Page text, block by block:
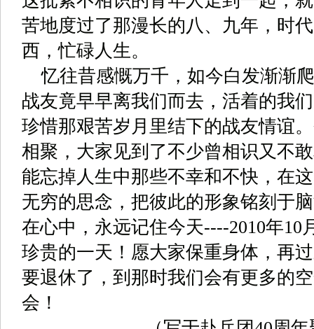
苦地度过了那漫长的八、九年，时
西，忙碌人生。
忆往昔感慨万千，如今白发渐渐
战友竟早早离我们而去，活着的我
珍惜那艰苦岁月里结下的战友情谊
相聚，大家见到了不少曾相识又不
能忘掉人生中那些不幸和不快，在
无穷的思念，把彼此的形象铭刻于
在心中，永远记住今天----2010年10
珍贵的一天！愿大家保重身体，再
要退休了，到那时我们会有更多的
会！